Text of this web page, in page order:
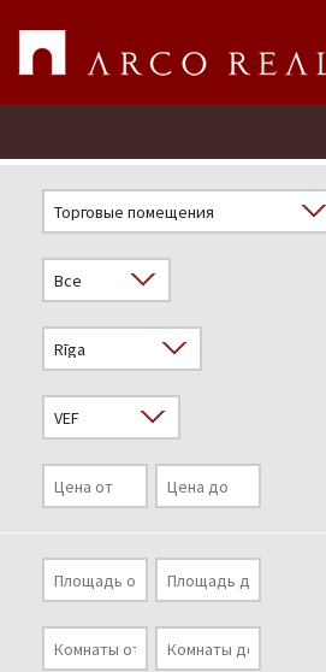
Оценка недвижимости
Предприятие
Услуги
Kонтакты